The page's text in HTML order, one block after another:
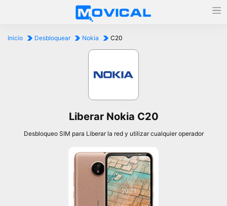
Inicio Desbloquear Nokia C20
Liberar Nokia C20
Desbloqueo SIM para Liberar la red y utilizar cualquier operador